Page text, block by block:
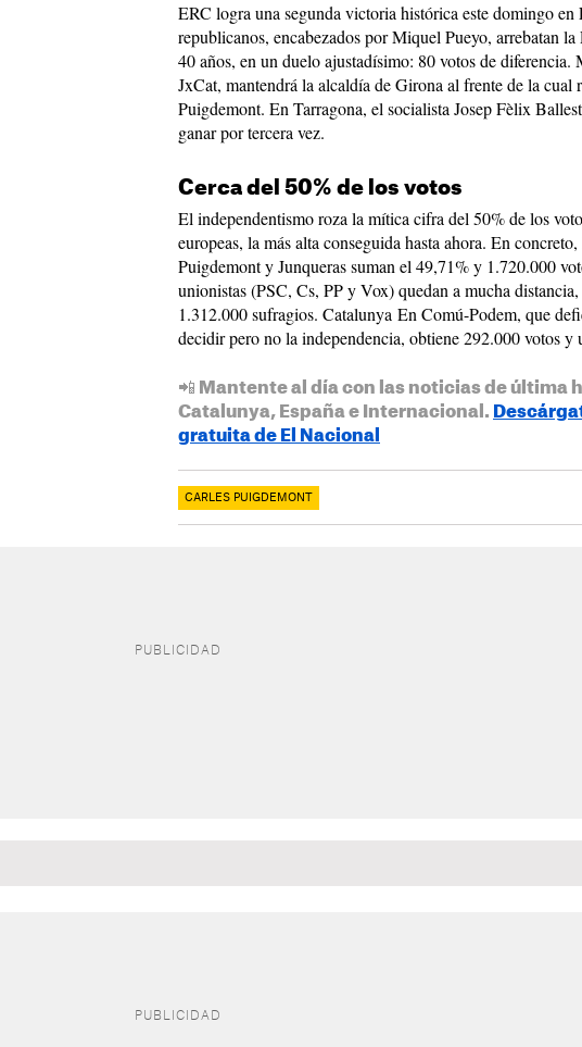
ERC logra una segunda victoria histórica este domingo
republicanos, encabezados por Miquel Pueyo, arrebatan la
40 años, en un duelo ajustadísimo: 80 votos de diferencia.
JxCat, mantendrá la alcaldía de Girona al frente de la cual
Puigdemont. En Tarragona, el socialista Josep Fèlix
ganar por tercera vez.
Cerca del 50% de los votos
El independentismo roza la mítica cifra del 50% de los
europeas, la más alta conseguida hasta ahora. En
Puigdemont y Junqueras suman el 49,71% y 1.720.000
unionistas (PSC, Cs, PP y Vox) quedan a mucha
1.312.000 sufragios. Catalunya En Comú-Podem, que
decidir pero no la independencia, obtiene 292.000 votos y
📲 Mantente al día con las noticias de última
Catalunya, España e Internacional.
gratuita de El Nacional
CARLES PUIGDEMONT